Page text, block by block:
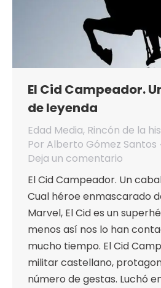
El Cid Campeador.
de leyenda
Edad Media, Rincón de la
Por Alberto Gómez Santos
Deja un comentario
El Cid Campeador. Un
Cual héroe enmascarado
Marvel, El Cid es un
menos así nos lo han
mucho tiempo. El Cid
militar castellano,
número de gestas. Luchó